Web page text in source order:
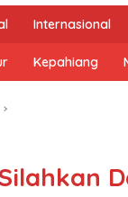
Internasional
Kepahiang